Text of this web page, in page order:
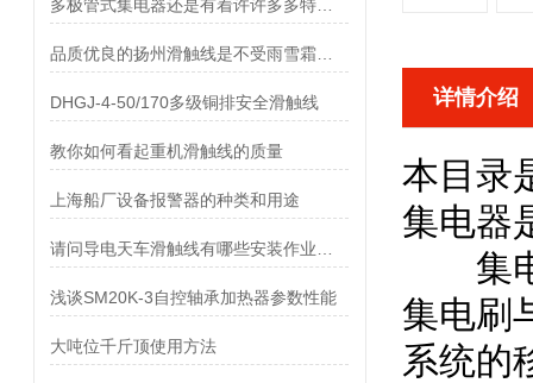
DHGJ-4-50/170多级铜排安全滑触线
教你如何看起重机滑触线的质量
上海船厂设备报警器的种类和用途
浅谈SM20K-3自控轴承加热器参数性能
大吨位千斤顶使用方法
详情介绍
本目录
集电器
集电
集电刷
系统的